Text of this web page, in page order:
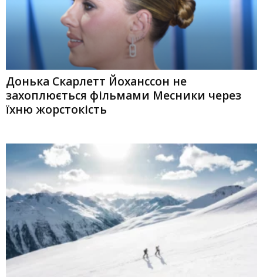
Донька Скарлетт Йоханссон не
захоплюється фільмами Месники через
їхню жорстокість